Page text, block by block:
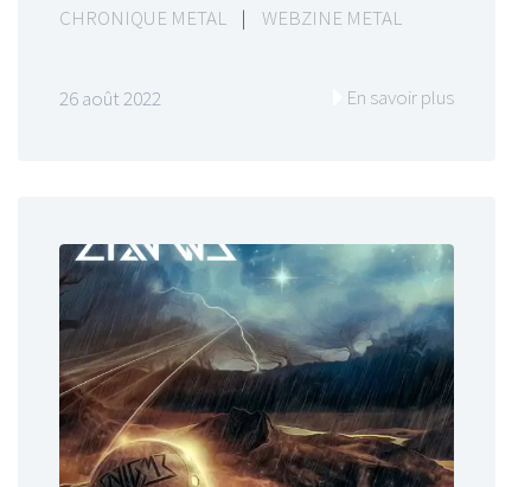
CHRONIQUE METAL | WEBZINE METAL
26 août 2022 En savoir plus